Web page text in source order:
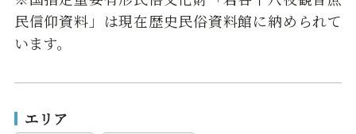
民信仰資料」は現在歴史民俗資料館に納められて
います。
エリア